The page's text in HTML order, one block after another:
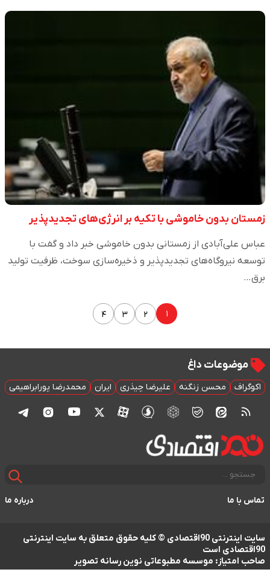
زمستان بدون خاموشی با تکیه بر انرژی‌های تجدیدپذیر
عباس علی‌آبادی از زمستانی بدون خاموشی خبر داد و گفت با
توسعه نیروگاه‌های تجدیدپذیر و ذخیره‌سازی سوخت، ظرفیت تولید
برق…
۱ ۲ ۳ ۴
موضوعات داغ
اکوگراف محسن زنگنه علیرضا چیذری ایران محمدرضا پورابراهیمی
تماس با ما درباره ما
سایت اینترنتی 90اقتصادی © کلیه حقوق متعلق به سایت اینترنتی
90اقتصادی است
صاحب امتیاز: موسسه مطبوعاتی نوین رسانه تصویر